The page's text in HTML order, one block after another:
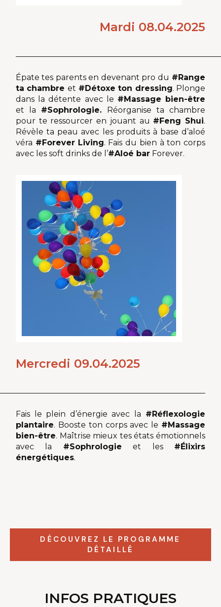
Mardi 08.04.2025
Épate tes parents en devenant pro du #Range
ta chambre et #Détoxe ton dressing. Plonge
dans la détente avec le #Massage bien-être
et la #Sophrologie. Réorganise ta chambre
pour te ressourcer en jouant au #Feng Shui.
Révèle ta peau avec les produits à base d’aloé
véra #Forever Living. Fais du bien à ton corps
avec les soft drinks de l’#Aloé bar Forever.
Mercredi 09.04.2025
Fais le plein d’énergie avec la #Réflexologie
plantaire. Booste ton corps avec le #Massage
bien-être. Maîtrise mieux tes états émotionnels
avec la #Sophrologie et les #Élixirs
énergétiques.
DÉCOUVREZ LE PROGRAMME
DÉTAILLÉ
INFOS PRATIQUES